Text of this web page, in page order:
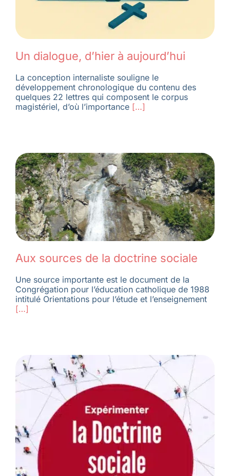
Un dialogue, d’hier à aujourd’hui
La conception internaliste souligne le
développement chronologique du contenu des
quelques 22 lettres qui composent le corpus
magistériel, d’où l’importance[…]
Aux sources de la doctrine sociale
Une source importante est le document de la
Congrégation pour l’éducation catholique de 1988
intitulé Orientations pour l’étude et l’enseignement
[…]